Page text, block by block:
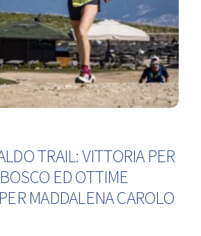
TRAIL: VITTORIA PER
ED OTTIME
MADDALENA CAROLO